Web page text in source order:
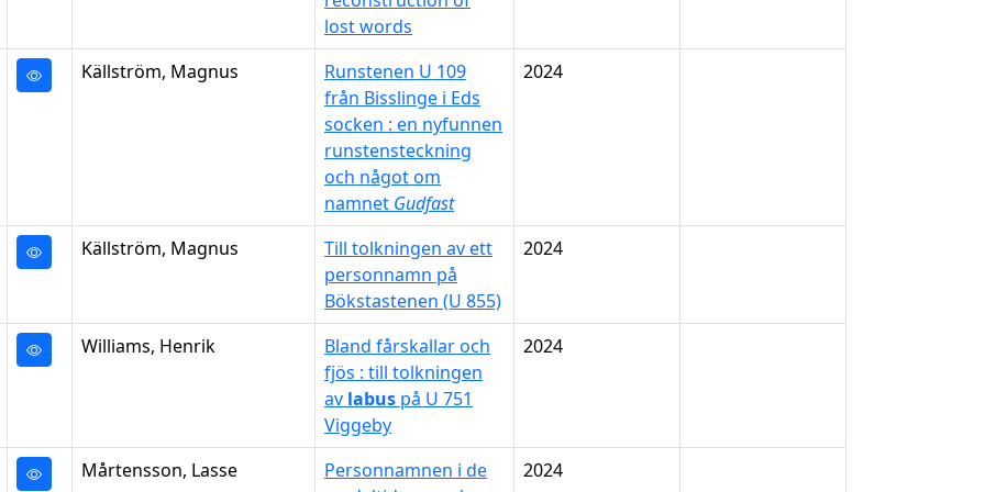
lost words
Källström, Magnus
Runstenen U 109
från Bisslinge i Eds
socken : en nyfunnen
runstensteckning
och något om
namnet Gudfast
2024
Källström, Magnus
Till tolkningen av ett
personnamn på
Bökstastenen (U 855)
2024
Williams, Henrik
Bland fårskallar och
fjös : till tolkningen
av labus på U 751
Viggeby
2024
Mårtensson, Lasse
Personnamnen i de
2024